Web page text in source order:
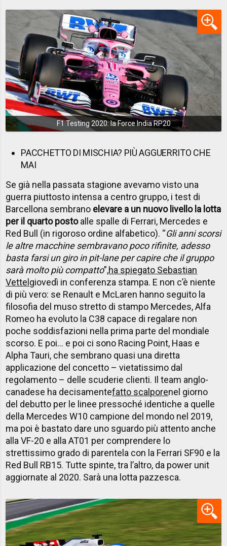
F1 Testing 2020: la Force India RP20
PACCHETTO DI MISCHIA? PIÙ AGGUERRITO CHE
MAI
Se già nella passata stagione avevamo visto una
guerra piuttosto intensa a centro gruppo, i test di
Barcellona sembrano elevare a un nuovo livello la lotta
per il quarto postoalle spalle di Ferrari, Mercedes e
Red Bull (in rigoroso ordine alfabetico). “Gli anni scorsi
le altre macchine sembravano poco rifinite, adesso
basta farsi un giro in pit-lane per capire che il gruppo
sarà molto più compatto”,ha spiegato Sebastian
Vettelgiovedì in conferenza stampa. E non c’è niente
di più vero: se Renault e McLaren hanno seguito la
filosofia del muso stretto di stampo Mercedes, Alfa
Romeo ha evoluto la C38 capace di regalare non
poche soddisfazioni nella prima parte del mondiale
scorso. E poi… e poi ci sono Racing Point, Haas e
Alpha Tauri, che sembrano quasi una diretta
applicazione del concetto – vietatissimo dal
regolamento – delle scuderie clienti. Il team anglo-
canadese ha decisamentefatto scalporenel giorno
del debutto per le linee pressoché identiche a quelle
della Mercedes W10 campione del mondo nel 2019,
ma poi è bastato dare uno sguardo più attento anche
alla VF-20 e alla AT01 per comprendere lo
strettissimo grado di parentela con la Ferrari SF90 e la
Red Bull RB15. Tutte spinte, tra l’altro, da power unit
aggiornate al 2020. Sarà una lotta pazzesca.